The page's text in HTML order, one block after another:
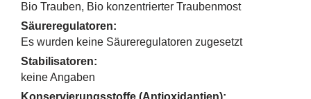
Bio Trauben, Bio konzentrierter Traubenmost
Säureregulatoren:
Es wurden keine Säureregulatoren zugesetzt
Stabilisatoren:
keine Angaben
Konservierungsstoffe (Antioxidantien):